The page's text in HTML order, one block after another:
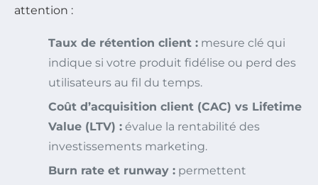
attention :
Taux de rétention client : mesure clé qui
indique si votre produit fidélise ou perd des
utilisateurs au fil du temps.
Coût d’acquisition client (CAC) vs Lifetime
Value (LTV) : évalue la rentabilité des
investissements marketing.
Burn rate et runway : permettent